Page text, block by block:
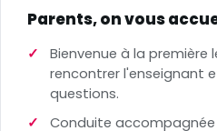
Parents, on vous
Bienvenue à la première
rencontrer l'enseignant
questions.
Conduite accompagnée